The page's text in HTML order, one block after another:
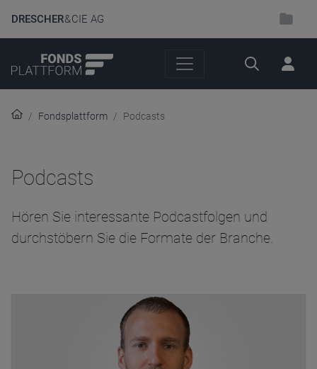
DRESCHER& CIE AG
Suche
Fondsplattform Podcasts
Podcasts
Hören Sie interessante Podcastfolgen und
durchstöbern Sie die Formate der Branche.